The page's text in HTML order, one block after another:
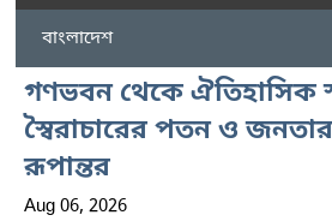
বাংলাদেশ
গণভবন থেকে ঐতিহাসিক
স্বৈরাচারের পতন ও
রূপান্তর
Aug 06, 2026